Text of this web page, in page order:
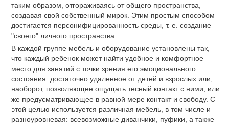
таким образом, отгораживаясь от общего пространства,
создавая свой собственный мирок. Этим простым способом
достигается персонифицированность среды, т. е. создание
"своего" личного пространства.
В каждой группе мебель и оборудование установлены так,
что каждый ребенок может найти удобное и комфортное
место для занятий с точки зрения его эмоционального
состояния: достаточно удаленное от детей и взрослых или,
наоборот, позволяющее ощущать тесный контакт с ними, или
же предусматривающее в равной мере контакт и свободу. С
этой целью используется различная мебель, в том числе и
разноуровневая: всевозможные диванчики, пуфики, а также